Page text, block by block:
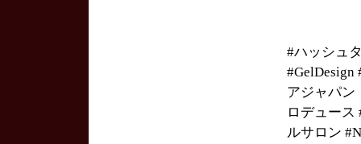
#ハッシュ
#GelDesign
アジャパン
ロデュース
ルサロン